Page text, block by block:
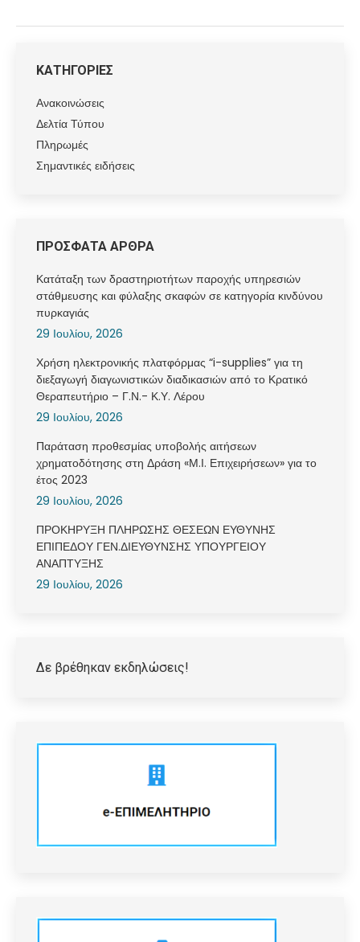
ΚΑΤΗΓΟΡΙΕΣ
Ανακοινώσεις
Δελτία Τύπου
Πληρωμές
Σημαντικές ειδήσεις
ΠΡΟΣΦΑΤΑ ΑΡΘΡΑ
Κατάταξη των δραστηριοτήτων παροχής υπηρεσιών
στάθμευσης και φύλαξης σκαφών σε κατηγορία κινδύνου
πυρκαγιάς
29 Ιουλίου, 2026
Χρήση ηλεκτρονικής πλατφόρμας “i-supplies” για τη
διεξαγωγή διαγωνιστικών διαδικασιών από το Κρατικό
Θεραπευτήριο – Γ.Ν.- Κ.Υ. Λέρου
29 Ιουλίου, 2026
Παράταση προθεσμίας υποβολής αιτήσεων
χρηματοδότησης στη Δράση «Μ.Ι. Επιχειρήσεων» για το
έτος 2023
29 Ιουλίου, 2026
ΠΡΟΚΗΡΥΞΗ ΠΛΗΡΩΣΗΣ ΘΕΣΕΩΝ ΕΥΘΥΝΗΣ
ΕΠΙΠΕΔΟΥ ΓΕΝ.ΔΙΕΥΘΥΝΣΗΣ ΥΠΟΥΡΓΕΙΟΥ
ΑΝΑΠΤΥΞΗΣ
29 Ιουλίου, 2026
Δε βρέθηκαν εκδηλώσεις!